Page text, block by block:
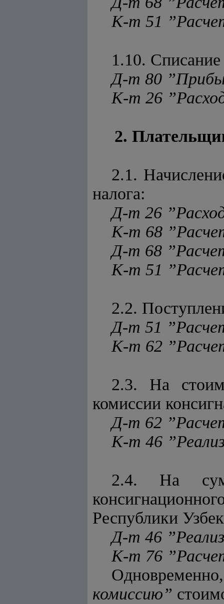
К-т 51
1.10. Списание
Д-т 80
К-т 26
2.
2.1.
налога:
Д-т 26
К-т 68
Д-т 68
К-т 51
2.2.
Д-т 51
К-т 62
2.3. На
комиссии
Д-т 62
К-т 46
2.4. На
Республики
Д-т 46
К-т 76
комиссию”